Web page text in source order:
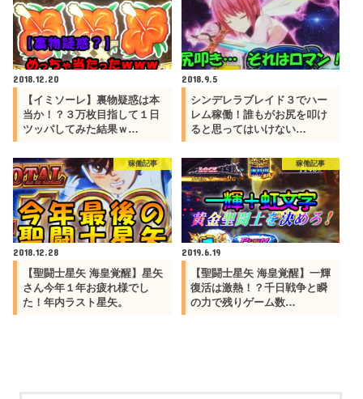
2018.12.20
【イミソーレ】裏物疑惑は本
当か！？３万枚目指して１日
ツッパしてみた結果ｗ…
2018.9.5
シンデレラブレイド３でハー
レム稼働！誰もがお尻を叩け
ると思ってはいけない…
稼働記事
2018.12.28
【聖闘士星矢 海皇覚醒】星矢
さん今年１年お疲れ様でし
た！年内ラスト星矢。
稼働記事
2019.6.19
【聖闘士星矢 海皇覚醒】一輝
復活は激熱！？千日戦争と瞬
の力で残りゲーム数…